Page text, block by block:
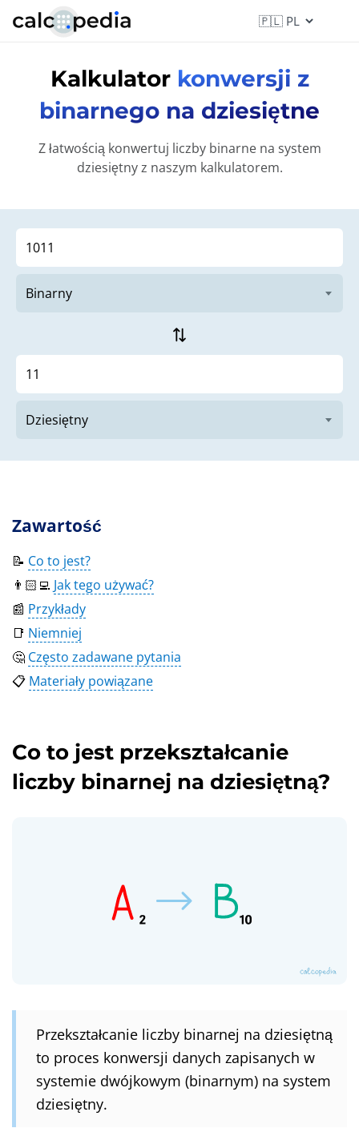
Kalkulator konwersji z
binarnego na dziesiętne
Z łatwością konwertuj liczby binarne na system
dziesiętny z naszym kalkulatorem.
sync_alt
Zawartość
📝 Co to jest?
👨🏻‍💻 Jak tego używać?
📰 Przykłady
📑 Niemniej
🤔 Często zadawane pytania
📋 Materiały powiązane
Co to jest przekształcanie
liczby binarnej na dziesiętną?
Przekształcanie liczby binarnej na dziesiętną
to proces konwersji danych zapisanych w
systemie dwójkowym (binarnym) na system
dziesiętny.